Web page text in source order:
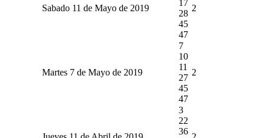
Sabado 11 de Mayo de 2019
17
28
45
47
2
Martes 7 de Mayo de 2019
7
10
11
27
45
47
2
3
22
36